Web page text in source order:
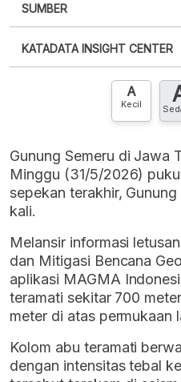
XLS
SUMBER
punya akun?Silakan
KATADATA INSIGHT CENTER
Hubungi sekarang
A
Kecil
Gunung Semeru di Jawa
Minggu (31/5/2026)
sepekan terakhir,
kali.
Melansir informasi
dan Mitigasi Bencana
aplikasi MAGMA
teramati sekitar 700
meter di atas permukaan
Kolom abu teramati
dengan intensitas tebal